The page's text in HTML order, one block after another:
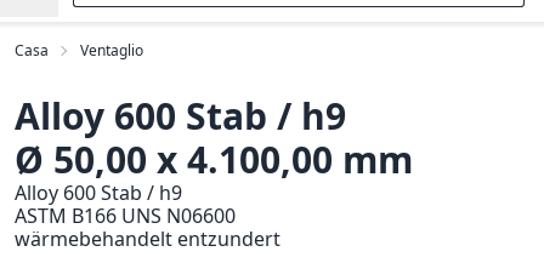
Casa Ventaglio
Alloy 600 Stab / h9
Ø 50,00 x 4.100,00 mm
Alloy 600 Stab / h9
ASTM B166 UNS N06600
wärmebehandelt entzundert